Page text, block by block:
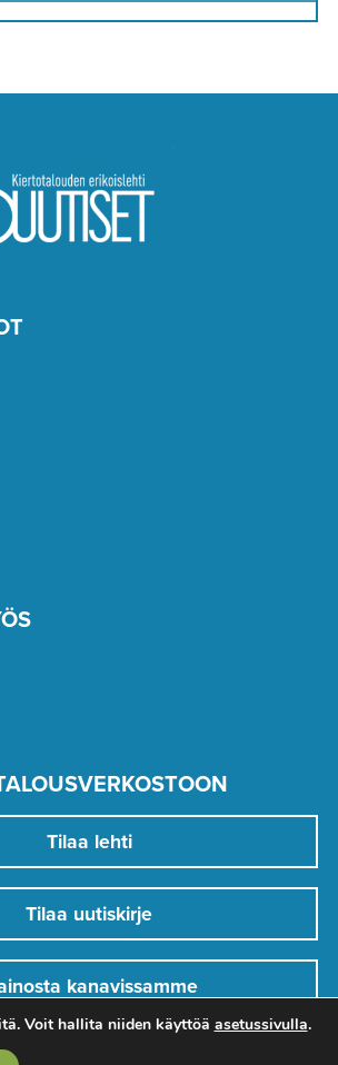
Tilaa lehti
Tilaa uutiskirje
kanavissamme
Voit hallita niiden käyttöä asetussivulla.